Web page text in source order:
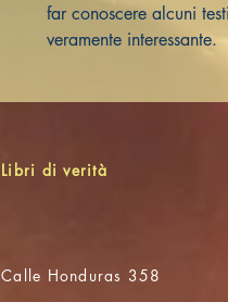
far conoscere alcuni
veramente interessante.
Libri di verità
Calle Honduras 358